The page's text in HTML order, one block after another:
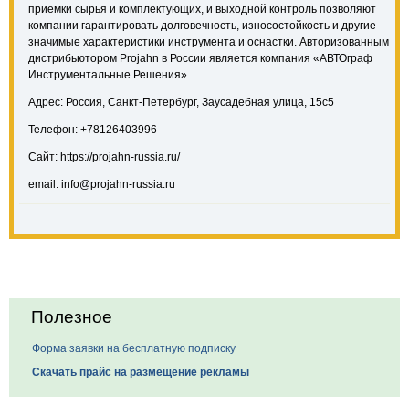
приемки сырья и комплектующих, и выходной контроль позволяют
компании гарантировать долговечность, износостойкость и другие
значимые характеристики инструмента и оснастки. Авторизованным
дистрибьютором Projahn в России является компания «АВТОграф
Инструментальные Решения».
Адрес: Россия, Санкт-Петербург, Заусадебная улица, 15с5
Телефон: +78126403996
Сайт: https://projahn-russia.ru/
email: info@projahn-russia.ru
Полезное
Форма заявки на бесплатную подписку
Скачать прайс на размещение рекламы